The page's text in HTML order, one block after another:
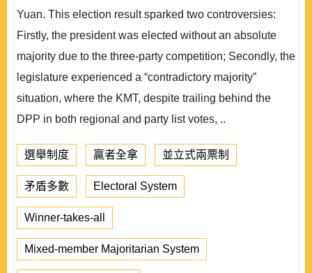
Yuan. This election result sparked two controversies:
Firstly, the president was elected without an absolute
majority due to the three-party competition; Secondly, the
legislature experienced a “contradictory majority”
situation, where the KMT, despite trailing behind the
DPP in both regional and party list votes, ..
選舉制度 贏者全拿 並立式兩票制
矛盾多數 Electoral System
Winner-takes-all
Mixed-member Majoritarian System